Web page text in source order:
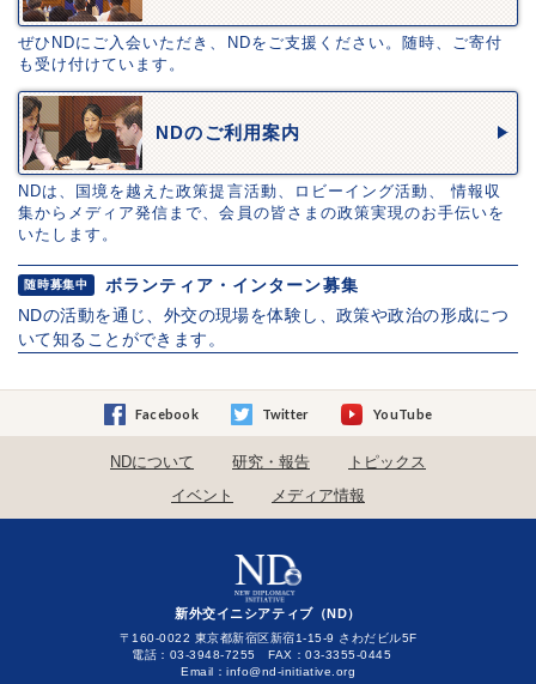
ぜひNDにご入会いただき、NDをご支援ください。随時、ご寄付
も受け付けています。
NDのご利用案内
NDは、国境を越えた政策提言活動、ロビーイング活動、 情報収
集からメディア発信まで、会員の皆さまの政策実現のお手伝いを
いたします。
随時募集中
ボランティア・インターン募集
NDの活動を通じ、外交の現場を体験し、政策や政治の形成につ
いて知ることができます。
Facebook Twitter YouTube
NDについて 研究・報告
トピックス
イベント
メディア情報
新外交イニシアティブ（ND）
〒160-0022 東京都新宿区新宿1-15-9 さわだビル5F
電話：03-3948-7255 FAX：03-3355-0445
Email：